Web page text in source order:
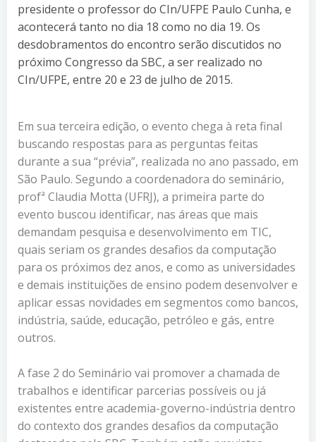
presidente o professor do CIn/UFPE Paulo Cunha, e
acontecerá tanto no dia 18 como no dia 19. Os
desdobramentos do encontro serão discutidos no
próximo Congresso da SBC, a ser realizado no
CIn/UFPE, entre 20 e 23 de julho de 2015.
Em sua terceira edição, o evento chega à reta final
buscando respostas para as perguntas feitas
durante a sua “prévia”, realizada no ano passado, em
São Paulo. Segundo a coordenadora do seminário,
profª Claudia Motta (UFRJ), a primeira parte do
evento buscou identificar, nas áreas que mais
demandam pesquisa e desenvolvimento em TIC,
quais seriam os grandes desafios da computação
para os próximos dez anos, e como as universidades
e demais instituições de ensino podem desenvolver e
aplicar essas novidades em segmentos como bancos,
indústria, saúde, educação, petróleo e gás, entre
outros.
A fase 2 do Seminário vai promover a chamada de
trabalhos e identificar parcerias possíveis ou já
existentes entre academia-governo-indústria dentro
do contexto dos grandes desafios da computação